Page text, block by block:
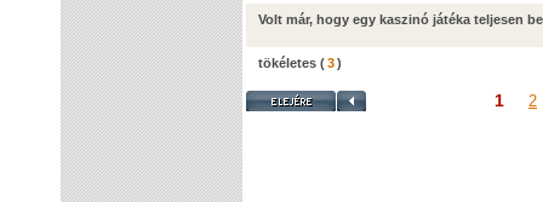
Volt már, hogy egy kaszinó játéka teljesen
tökéletes (3)
1 2